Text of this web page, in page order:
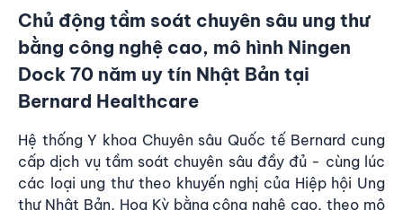
Chủ động tầm soát chuyên sâu ung thư
bằng công nghệ cao, mô hình Ningen
Dock 70 năm uy tín Nhật Bản tại
Bernard Healthcare
Hệ thống Y khoa Chuyên sâu Quốc tế Bernard cung
cấp dịch vụ tầm soát chuyên sâu đầy đủ - cùng lúc
các loại ung thư theo khuyến nghị của Hiệp hội Ung
thư Nhật Bản, Hoa Kỳ bằng công nghệ cao, theo mô